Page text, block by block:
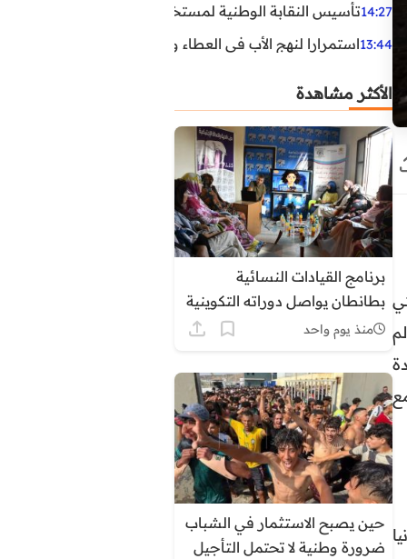
14:27تأسيس النقابة الوطنية لمستخدمي الوكالة الوطنية
13:44استمرارا لنهج الأب في العطاء وخدمة المجتمع، يواصل ابن
الأكثر مشاهدة
برنامج القيادات النسائية
بطانطان يواصل دوراته التكوينية
حول التنظيم الترابي وأدوار
منذ يوم واحد
حين يصبح الاستثمار في الشباب
ضرورة وطنية لا تحتمل التأجيل